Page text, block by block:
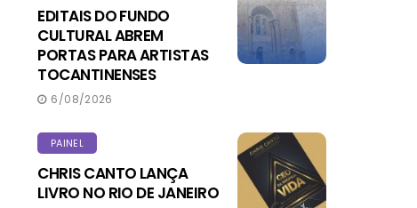
EDITAIS DO FUNDO
CULTURAL ABREM
PORTAS PARA ARTISTAS
TOCANTINENSES
6/08/2026
PAINEL
CHRIS CANTO LANÇA
LIVRO NO RIO DE JANEIRO